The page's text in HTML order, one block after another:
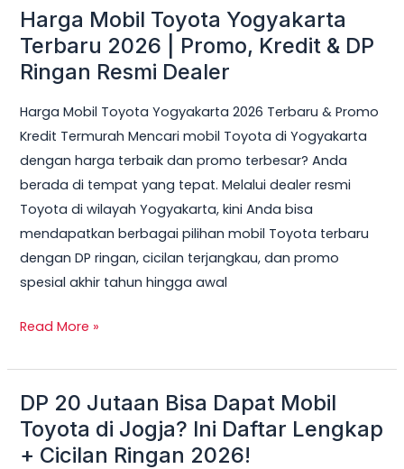
Harga Mobil Toyota Yogyakarta
Terbaru 2026 | Promo, Kredit & DP
Ringan Resmi Dealer
Harga Mobil Toyota Yogyakarta 2026 Terbaru & Promo
Kredit Termurah Mencari mobil Toyota di Yogyakarta
dengan harga terbaik dan promo terbesar? Anda
berada di tempat yang tepat. Melalui dealer resmi
Toyota di wilayah Yogyakarta, kini Anda bisa
mendapatkan berbagai pilihan mobil Toyota terbaru
dengan DP ringan, cicilan terjangkau, dan promo
spesial akhir tahun hingga awal
Harga
Mobil
Toyota
Terbaru
2026
|
Promo,
Kredit
&
DP
Ringan
Dealer
Read More »
DP 20 Jutaan Bisa Dapat Mobil
Toyota di Jogja? Ini Daftar Lengkap
+ Cicilan Ringan 2026!
DP
20
Jutaan